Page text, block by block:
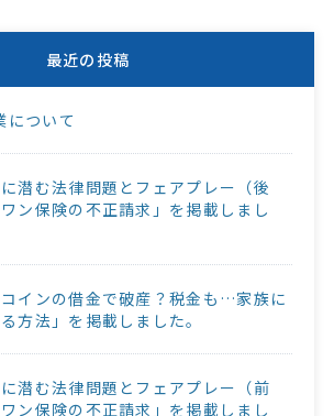
最近の投稿
について
潜む法律問題とフェアプレー（後
ン保険の不正請求」を掲載しまし
インの借金で破産？税金も…家族に
方法」を掲載しました。
潜む法律問題とフェアプレー（前
ン保険の不正請求」を掲載しまし